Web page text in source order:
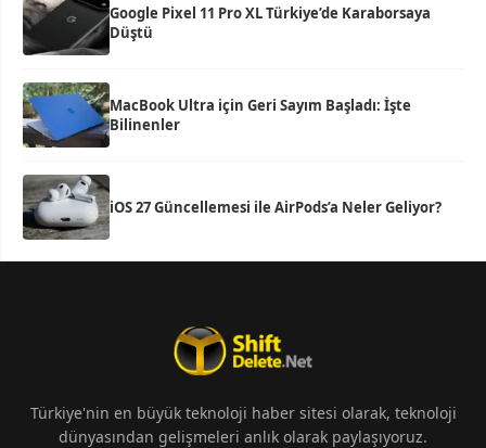
Google Pixel 11 Pro XL Türkiye’de Karaborsaya
Düştü
MacBook Ultra için Geri Sayım Başladı: İşte
Bilinenler
iOS 27 Güncellemesi ile AirPods’a Neler Geliyor?
Türkiye'nin en büyük teknoloji haber sitesi olarak, teknoloji
dünyasından gelişmeleri anlık olarak paylaşıyoruz.